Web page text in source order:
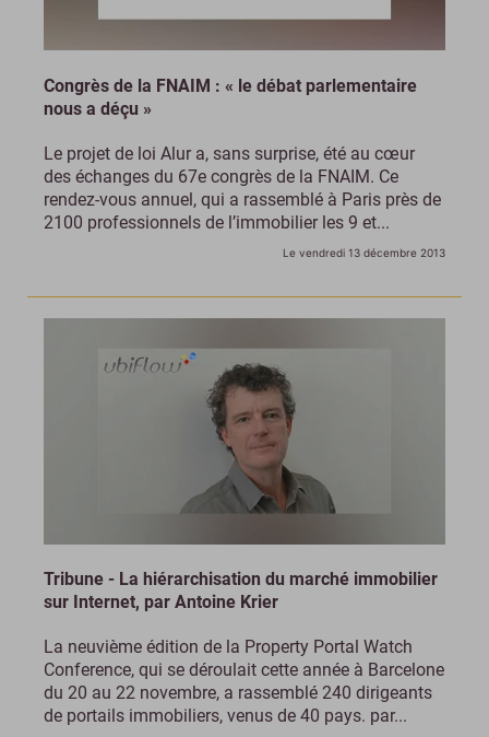
Congrès de la FNAIM : « le débat parlementaire
nous a déçu »
Le projet de loi Alur a, sans surprise, été au cœur
des échanges du 67e congrès de la FNAIM. Ce
rendez-vous annuel, qui a rassemblé à Paris près de
2100 professionnels de l’immobilier les 9 et...
Le vendredi 13 décembre 2013
Tribune - La hiérarchisation du marché immobilier
sur Internet, par Antoine Krier
La neuvième édition de la Property Portal Watch
Conference, qui se déroulait cette année à Barcelone
du 20 au 22 novembre, a rassemblé 240 dirigeants
de portails immobiliers, venus de 40 pays. par...